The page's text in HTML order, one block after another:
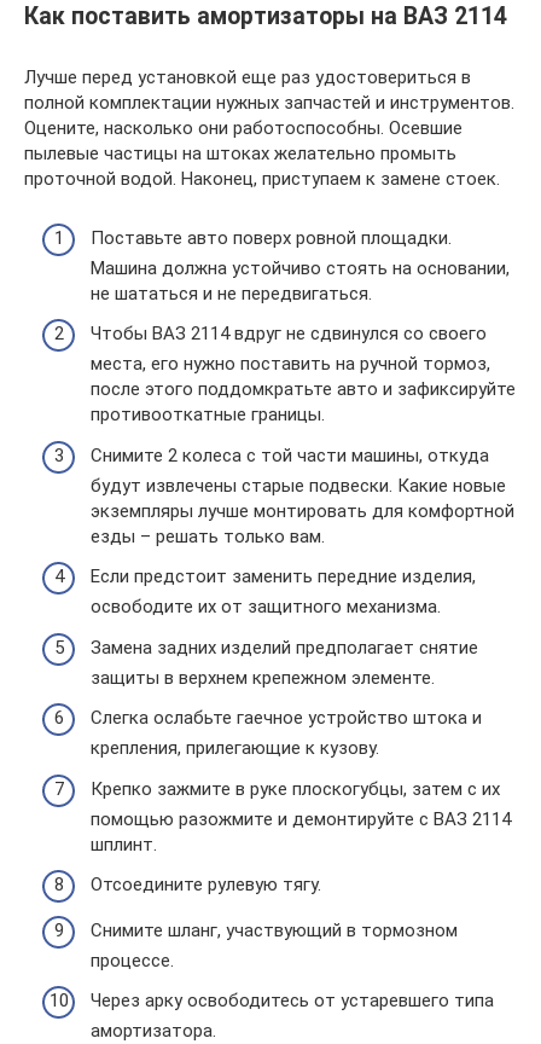
Как поставить амортизаторы на ВАЗ 2114
Лучше перед установкой еще раз удостовериться в
полной комплектации нужных запчастей и инструментов.
Оцените, насколько они работоспособны. Осевшие
пылевые частицы на штоках желательно промыть
проточной водой. Наконец, приступаем к замене стоек.
Поставьте авто поверх ровной площадки.
Машина должна устойчиво стоять на основании,
не шататься и не передвигаться.
Чтобы ВАЗ 2114 вдруг не сдвинулся со своего
места, его нужно поставить на ручной тормоз,
после этого поддомкратьте авто и зафиксируйте
противооткатные границы.
Снимите 2 колеса с той части машины, откуда
будут извлечены старые подвески. Какие новые
экземпляры лучше монтировать для комфортной
езды – решать только вам.
Если предстоит заменить передние изделия,
освободите их от защитного механизма.
Замена задних изделий предполагает снятие
защиты в верхнем крепежном элементе.
Слегка ослабьте гаечное устройство штока и
крепления, прилегающие к кузову.
Крепко зажмите в руке плоскогубцы, затем с их
помощью разожмите и демонтируйте с ВАЗ 2114
шплинт.
Отсоедините рулевую тягу.
Снимите шланг, участвующий в тормозном
процессе.
Через арку освободитесь от устаревшего типа
амортизатора.